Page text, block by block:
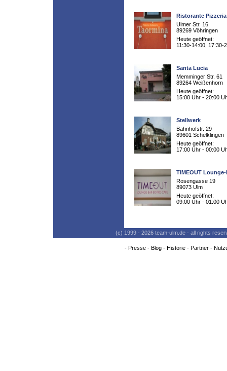
Ristorante
Ulmer Str. 16
89269 Vöhringen
Heute geöffnet:
11:30-14:00, 17:30-
Santa Lucia
Memminger Str. 61
89264 Weißenhorn
Heute geöffnet:
15:00 Uhr - 20:00
Stellwerk
Bahnhofstr. 29
89601 Schelklingen
Heute geöffnet:
17:00 Uhr - 00:00
TIMEOUT
Rosengasse 19
89073 Ulm
Heute geöffnet:
09:00 Uhr - 01:00
(c) 1999 - 2026 team-ulm.de - all rights
- Presse- Blog- Historie- Partner-